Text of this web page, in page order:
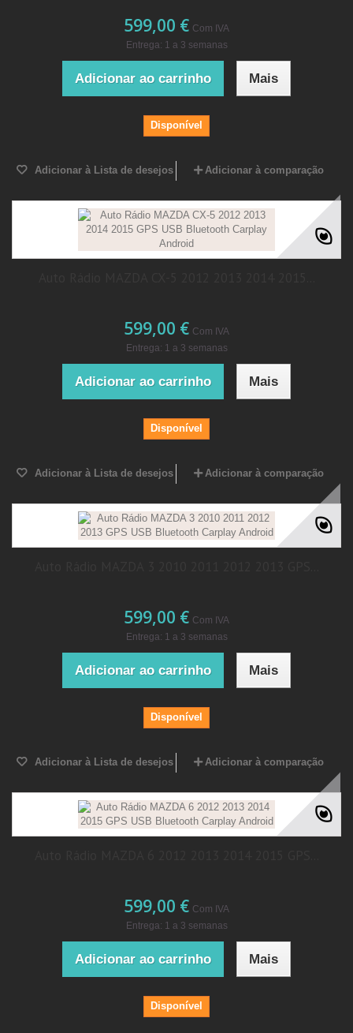
599,00 € Com IVA
Entrega: 1 a 3 semanas
Adicionar ao carrinho Mais
Disponível
Adicionar à Lista de desejos Adicionar à comparação
599,00 € Com IVA
Entrega: 1 a 3 semanas
Adicionar ao carrinho Mais
Disponível
Adicionar à Lista de desejos Adicionar à comparação
599,00 € Com IVA
Entrega: 1 a 3 semanas
Adicionar ao carrinho Mais
Disponível
Adicionar à Lista de desejos Adicionar à comparação
599,00 € Com IVA
Entrega: 1 a 3 semanas
Adicionar ao carrinho Mais
Disponível